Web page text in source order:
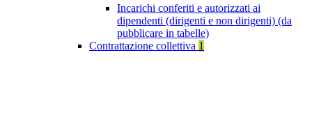
Incarichi conferiti e autorizzati ai
dipendenti (dirigenti e non dirigenti) (da
pubblicare in tabelle)
Contrattazione collettiva 1